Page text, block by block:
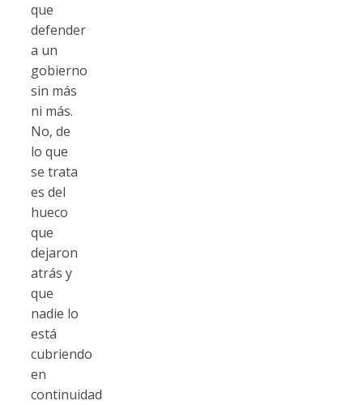
que
defender
a un
gobierno
sin más
ni más.
No, de
lo que
se trata
es del
hueco
que
dejaron
atrás y
que
nadie lo
está
cubriendo
en
continuidad